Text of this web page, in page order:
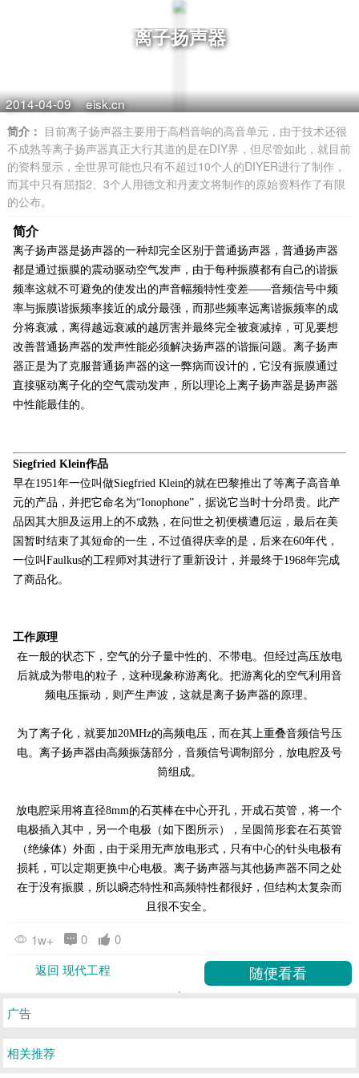
离子扬声器
2014-04-09 eisk.cn
简介： 目前离子扬声器主要用于高档音响的高音单元，由于技术还很
不成熟等离子扬声器真正大行其道的是在DIY界，但尽管如此，就目前
的资料显示，全世界可能也只有不超过10个人的DIYER进行了制作，
而其中只有屈指2、3个人用德文和丹麦文将制作的原始资料作了有限
的公布。
简介
离子扬声器是扬声器的一种却完全区别于普通扬声器，普通扬声器
都是通过振膜的震动驱动空气发声，由于每种振膜都有自己的谐振
频率这就不可避免的使发出的声音幅频特性变差——音频信号中频
率与振膜谐振频率接近的成分最强，而那些频率远离谐振频率的成
分将衰减，离得越远衰减的越厉害并最终完全被衰减掉，可见要想
改善普通扬声器的发声性能必须解决扬声器的谐振问题。离子扬声
器正是为了克服普通扬声器的这一弊病而设计的，它没有振膜通过
直接驱动离子化的空气震动发声，所以理论上离子扬声器是扬声器
中性能最佳的。
Siegfried Klein作品
早在1951年一位叫做Siegfried Klein的就在巴黎推出了等离子高音单
元的产品，并把它命名为“Ionophone”，据说它当时十分昂贵。此产
品因其大胆及运用上的不成熟，在问世之初便横遭厄运，最后在美
国暂时结束了其短命的一生，不过值得庆幸的是，后来在60年代，
一位叫Faulkus的工程师对其进行了重新设计，并最终于1968年完成
了商品化。
工作原理
在一般的状态下，空气的分子量中性的、不带电。但经过高压放电
后就成为带电的粒子，这种现象称游离化。把游离化的空气利用音
频电压振动，则产生声波，这就是离子扬声器的原理。
为了离子化，就要加20MHz的高频电压，而在其上重叠音频信号压
电。离子扬声器由高频振荡部分，音频信号调制部分，放电腔及号
筒组成。
放电腔采用将直径8mm的石英棒在中心开孔，开成石英管，将一个
电极插入其中，另一个电极（如下图所示），呈圆筒形套在石英管
（绝缘体）外面，由于采用无声放电形式，只有中心的针头电极有
损耗，可以定期更换中心电极。离子扬声器与其他扬声器不同之处
在于没有振膜，所以瞬态特性和高频特性都很好，但结构太复杂而
且很不安全。
1w+ 0
0
返回 现代工程
广告
相关推荐